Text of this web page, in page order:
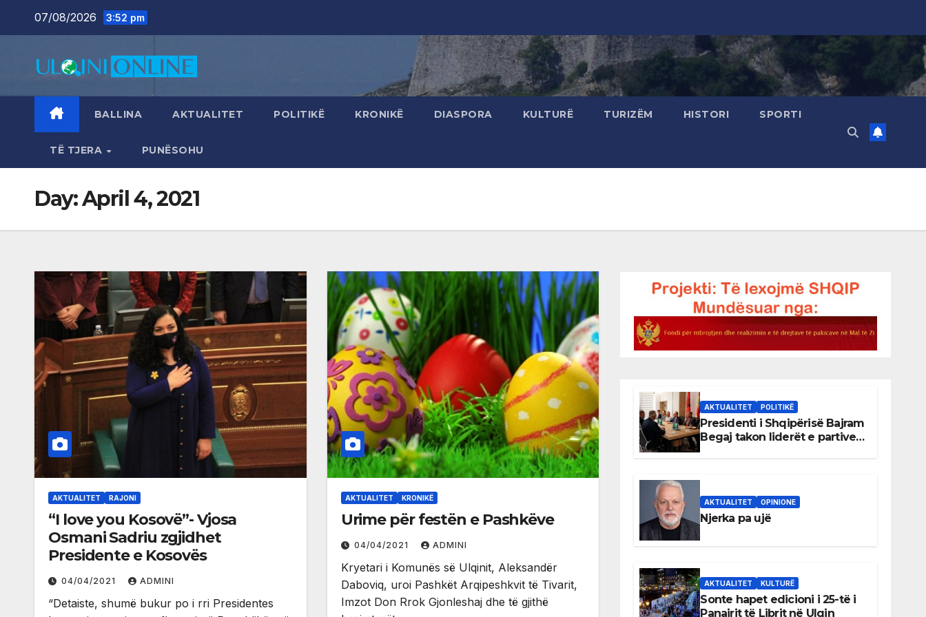
07/08/2026 3:52 pm
BALLINA AKTUALITET POLITIKË KRONIKË DIASPORA KULTURË TURIZËM HISTORI SPORTI
TË TJERA PUNËSOHU
Day:April 4, 2021
AKTUALITET RAJONI
“I love you Kosovë”- Vjosa
Osmani Sadriu zgjidhet
Presidente e Kosovës
04/04/2021 ADMINI
“Detaiste, shumë bukur po i rri Presidentes
AKTUALITET KRONIKË
Urime për festën e Pashkëve
04/04/2021 ADMINI
Kryetari i Komunës së Ulqinit, Aleksandër
Daboviq, uroi Pashkët Arqipeshkvit të Tivarit,
Imzot Don Rrok Gjonleshaj dhe të gjithë
AKTUALITET POLITIKË
Presidenti i Shqipërisë Bajram
Begaj takon liderët e partive
AKTUALITET OPINIONE
Njerka pa ujë
AKTUALITET KULTURË
Sonte hapet edicioni i 25-të i
Panairit të Librit në Ulqin